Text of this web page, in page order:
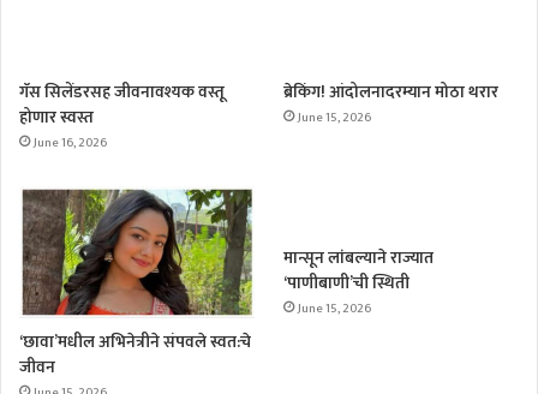
गॅस सिलेंडरसह जीवनावश्यक वस्तू
होणार स्वस्त
June 16, 2026
ब्रेकिंग! आंदोलनादरम्यान मोठा थरार
June 15, 2026
‘छावा’मधील अभिनेत्रीने संपवले स्वत:चे
जीवन
मान्सून लांबल्याने राज्यात
‘पाणीबाणी’ची स्थिती
June 15, 2026